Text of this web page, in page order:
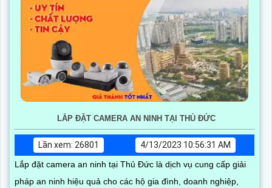
LẮP ĐẶT CAMERA AN NINH TẠI THỦ ĐỨC
Lần xem: 26801
4/13/2023 10:56:31 AM
Lắp đặt camera an ninh tại Thủ Đức là dịch vụ cung cấp giải
pháp an ninh hiệu quả cho các hộ gia đình, doanh nghiệp,